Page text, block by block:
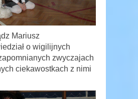
Mariusz
o wigilijnych
zwyczajach
ciekawostkach z nimi